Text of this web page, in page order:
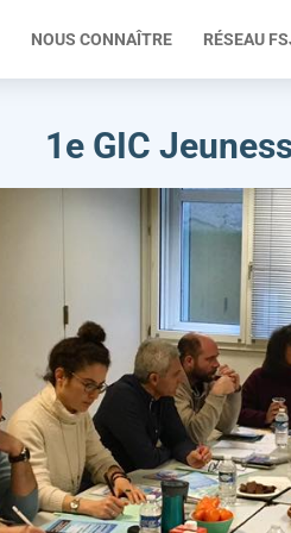
NOUS CONNAÎTRE RÉSEAU
1e GIC